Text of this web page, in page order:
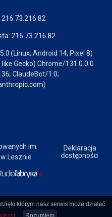
216.73.216.82
(Linux; Android 14; Pixel 8)
Gecko) Chrome/131.0.0.0
ClaudeBot/1.0;
im.
Lesznie
Deklaracja
dostępności
którym nasz serwis może działać
Rozumiem